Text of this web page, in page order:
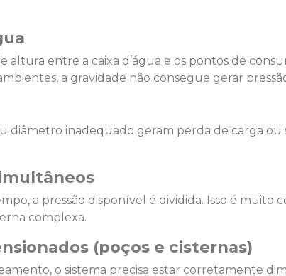
entre a caixa d’água e os pontos de
a gravidade não consegue gerar
diâmetro inadequado geram perda de carga ou
a pressão disponível é dividida. Isso é muito
complexa.
(poços e cisternas)
o sistema precisa estar corretamente